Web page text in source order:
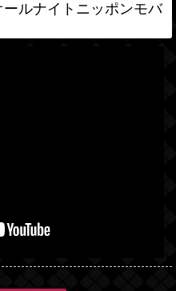
ールナイトニッポンモバ